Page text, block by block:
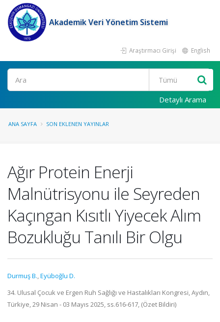
Akademik Veri Yönetim Sistemi
Araştırmacı Girişi English
Ara
Detaylı Arama
ANA SAYFA SON EKLENEN YAYINLAR
Ağır Protein Enerji
Malnütrisyonu ile Seyreden
Kaçıngan Kısıtlı Yiyecek Alım
Bozukluğu Tanılı Bir Olgu
Durmuş B.,Eyüboğlu D.
34. Ulusal Çocuk ve Ergen Ruh Sağlığı ve Hastalıkları Kongresi, Aydın,
Türkiye, 29 Nisan - 03 Mayıs 2025, ss.616-617, (Özet Bildiri)